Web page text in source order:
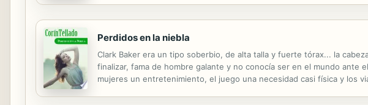
Perdidos en la niebla
Clark Baker era un tipo soberbio, de alta talla y fuerte tórax... la
finalizar, fama de hombre galante y no conocía ser en el mundo ante
mujeres un entretenimiento, el juego una necesidad casi física y los